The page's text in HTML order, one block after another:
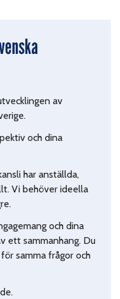
av
och dina
har anställda,
Vi behöver ideella
och dina
ett sammanhang. Du
samma frågor och